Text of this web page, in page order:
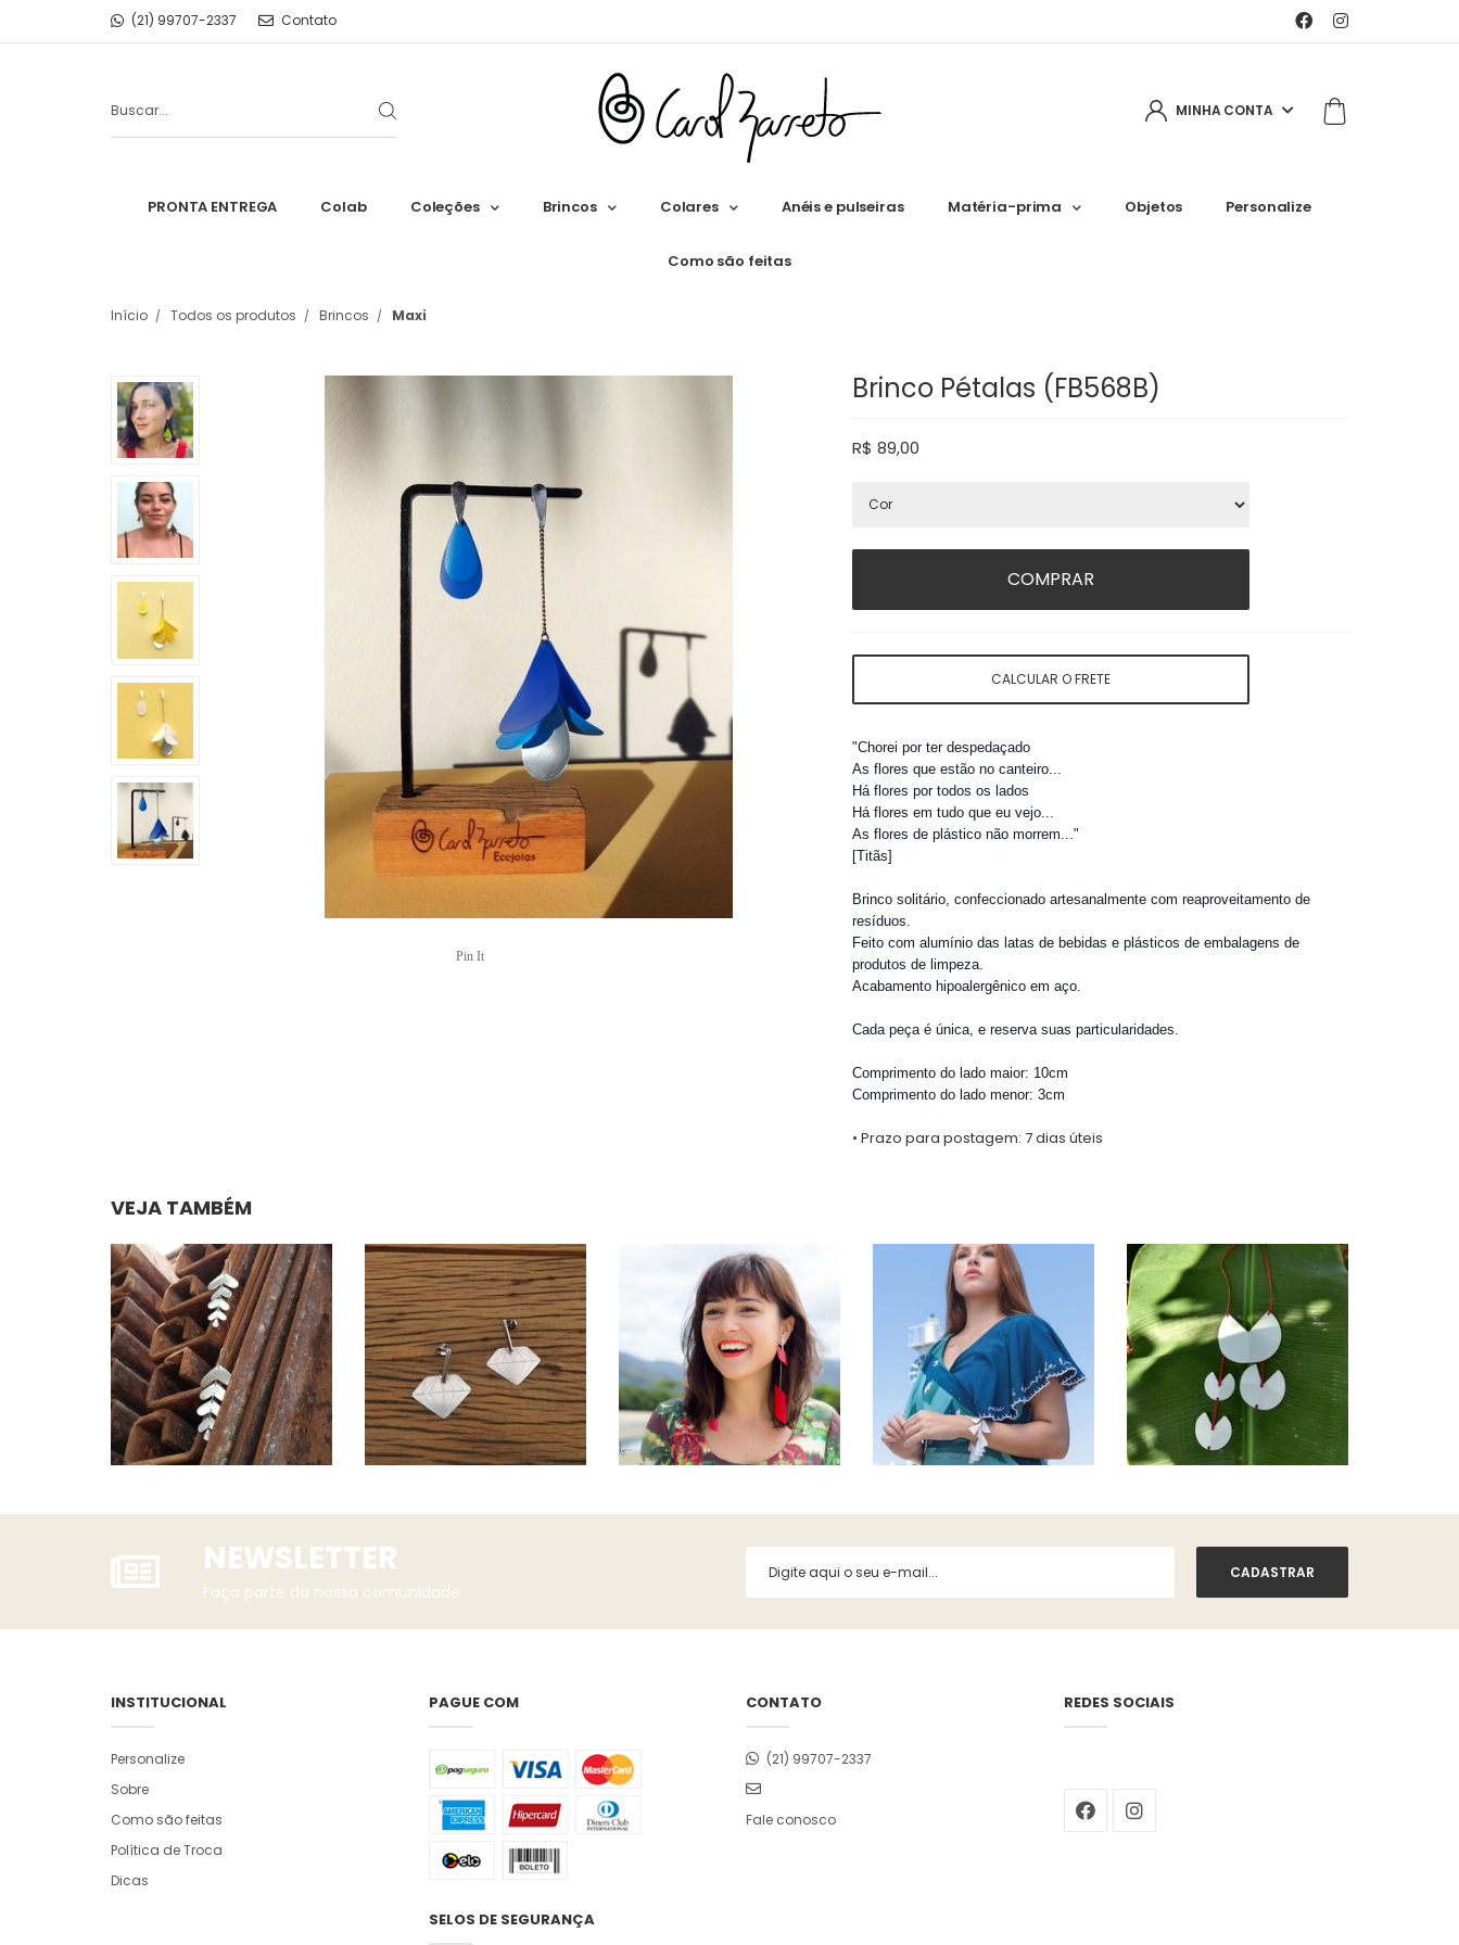
(21) 99707-2337 Contato
MINHA CONTA
PRONTA ENTREGA Colab Coleções Brincos Colares Anéis e pulseiras Matéria-prima Objetos Personalize
Como são feitas
Início Todos os produtos Brincos Maxi
Pin It
Brinco Pétalas (FB568B)
R$ 89,00
COMPRAR
CALCULAR O FRETE
"Chorei por ter despedaçado
As flores que estão no canteiro...
Há flores por todos os lados
Há flores em tudo que eu vejo...
As flores de plástico não morrem..."
[Titãs]
Brinco solitário, confeccionado artesanalmente com reaproveitamento de
resíduos.
Feito com alumínio das latas de bebidas e plásticos de embalagens de
produtos de limpeza.
Acabamento hipoalergênico em aço.
Cada peça é única, e reserva suas particularidades.
Comprimento do lado maior: 10cm
Comprimento do lado menor: 3cm
• Prazo para postagem: 7 dias úteis
VEJA TAMBÉM
NEWSLETTER
Faça parte da nossa comunidade
INSTITUCIONAL
Personalize
Sobre
Como são feitas
Política de Troca
Dicas
PAGUE COM
SELOS DE SEGURANÇA
CONTATO
(21) 99707-2337
Fale conosco
REDES SOCIAIS